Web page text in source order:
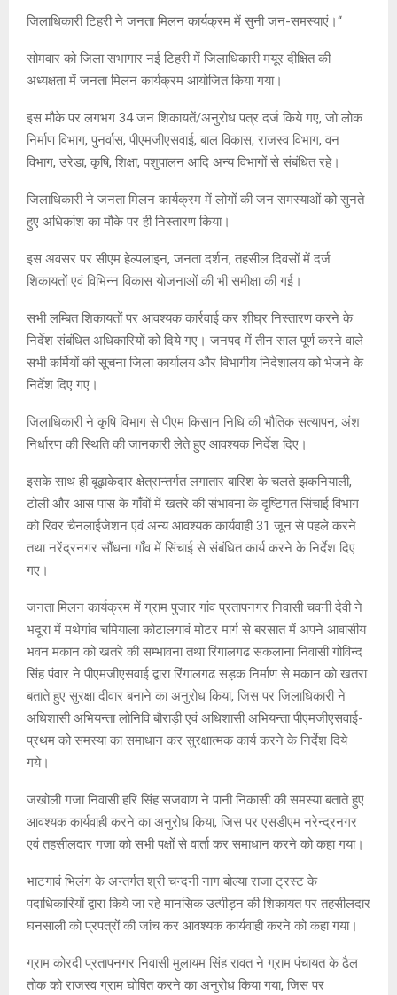
जिलाधिकारी टिहरी ने जनता मिलन कार्यक्रम में सुनी जन-समस्याएं।‘‘
सोमवार को जिला सभागार नई टिहरी में जिलाधिकारी मयूर दीक्षित की
अध्यक्षता में जनता मिलन कार्यक्रम आयोजित किया गया।
इस मौके पर लगभग 34 जन शिकायतें/अनुरोध पत्र दर्ज किये गए, जो लोक
निर्माण विभाग, पुनर्वास, पीएमजीएसवाई, बाल विकास, राजस्व विभाग, वन
विभाग, उरेडा, कृषि, शिक्षा, पशुपालन आदि अन्य विभागों से संबंधित रहे।
जिलाधिकारी ने जनता मिलन कार्यक्रम में लोगों की जन समस्याओं को सुनते
हुए अधिकांश का मौके पर ही निस्तारण किया।
इस अवसर पर सीएम हेल्पलाइन, जनता दर्शन, तहसील दिवसों में दर्ज
शिकायतों एवं विभिन्न विकास योजनाओं की भी समीक्षा की गई।
सभी लम्बित शिकायतों पर आवश्यक कार्रवाई कर शीघ्र निस्तारण करने के
निर्देश संबंधित अधिकारियों को दिये गए। जनपद में तीन साल पूर्ण करने वाले
सभी कर्मियों की सूचना जिला कार्यालय और विभागीय निदेशालय को भेजने के
निर्देश दिए गए।
जिलाधिकारी ने कृषि विभाग से पीएम किसान निधि की भौतिक सत्यापन, अंश
निर्धारण की स्थिति की जानकारी लेते हुए आवश्यक निर्देश दिए।
इसके साथ ही बूढ़ाकेदार क्षेत्रान्तर्गत लगातार बारिश के चलते झकनियाली,
टोली और आस पास के गाँवों में खतरे की संभावना के दृष्टिगत सिंचाई विभाग
को रिवर चैनलाईजेशन एवं अन्य आवश्यक कार्यवाही 31 जून से पहले करने
तथा नरेंद्रनगर सौंधना गाँव में सिंचाई से संबंधित कार्य करने के निर्देश दिए
गए।
जनता मिलन कार्यक्रम में ग्राम पुजार गांव प्रतापनगर निवासी चवनी देवी ने
भदूरा में मथेगांव चमियाला कोटालगावं मोटर मार्ग से बरसात में अपने आवासीय
भवन मकान को खतरे की सम्भावना तथा रिंगालगढ सकलाना निवासी गोविन्द
सिंह पंवार ने पीएमजीएसवाई द्वारा रिंगालगढ सड़क निर्माण से मकान को खतरा
बताते हुए सुरक्षा दीवार बनाने का अनुरोध किया, जिस पर जिलाधिकारी ने
अधिशासी अभियन्ता लोनिवि बौराड़ी एवं अधिशासी अभियन्ता पीएमजीएसवाई-
प्रथम को समस्या का समाधान कर सुरक्षात्मक कार्य करने के निर्देश दिये
गये।
जखोली गजा निवासी हरि सिंह सजवाण ने पानी निकासी की समस्या बताते हुए
आवश्यक कार्यवाही करने का अनुरोध किया, जिस पर एसडीएम नरेन्द्रनगर
एवं तहसीलदार गजा को सभी पक्षों से वार्ता कर समाधान करने को कहा गया।
भाटगावं भिलंग के अन्तर्गत श्री चन्दनी नाग बोल्या राजा ट्रस्ट के
पदाधिकारियों द्वारा किये जा रहे मानसिक उत्पीड़न की शिकायत पर तहसीलदार
घनसाली को प्रपत्रों की जांच कर आवश्यक कार्यवाही करने को कहा गया।
ग्राम कोरदी प्रतापनगर निवासी मुलायम सिंह रावत ने ग्राम पंचायत के ढैल
तोक को राजस्व ग्राम घोषित करने का अनुरोध किया गया, जिस पर